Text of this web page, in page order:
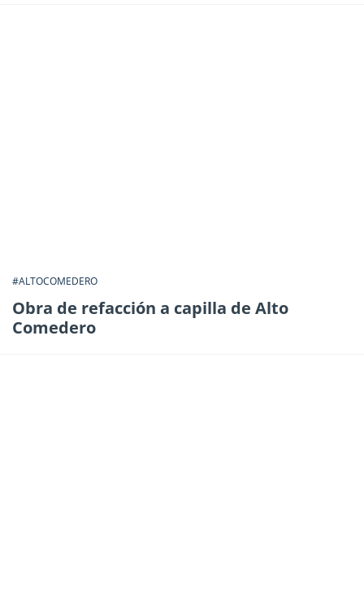
#ALTOCOMEDERO
Obra de refacción a capilla de Alto
Comedero